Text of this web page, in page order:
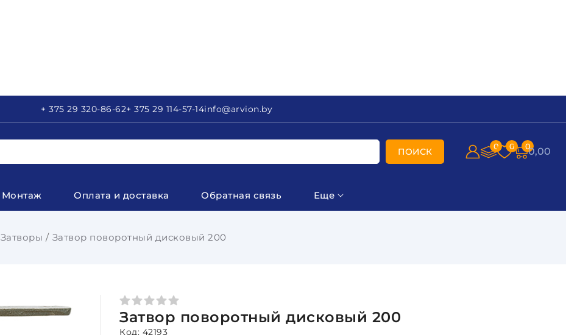
+ 375 29 320-86-62+ 375 29 114-57-14info@arvion.by
ПОИСК 0 0 00,00
Монтаж Оплата и доставка Обратная связь Еще
Затворы Затвор поворотный дисковый 200
Затвор поворотный дисковый 200
Код: 42193